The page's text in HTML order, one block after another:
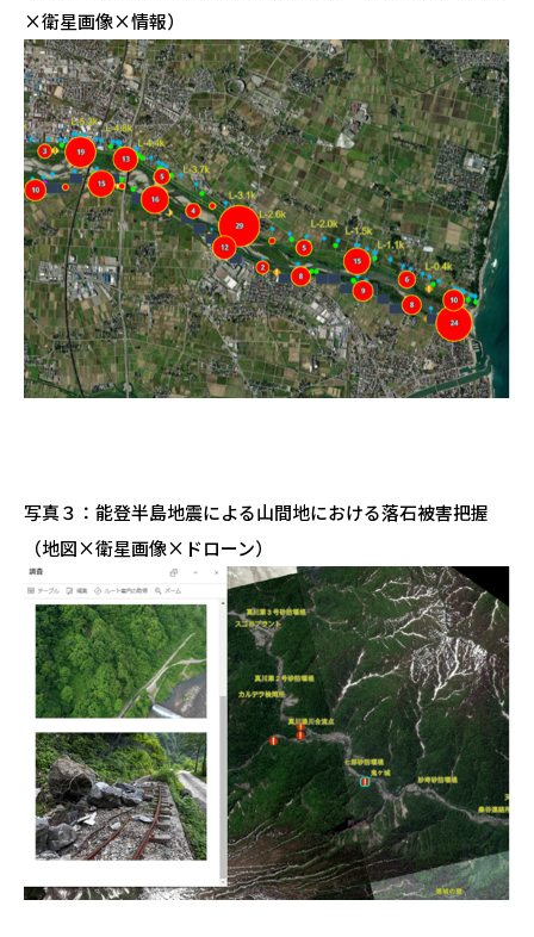
×衛星画像×情報）
写真３ ： 能登半島地震による山間地における落石被害把握
（地図×衛星画像×ドローン）